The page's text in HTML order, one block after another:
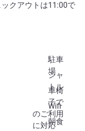
クアウトは11:00で
駐車
場
シャ
トル
車椅
子で
のご利用
に対応
Wifi
朝食